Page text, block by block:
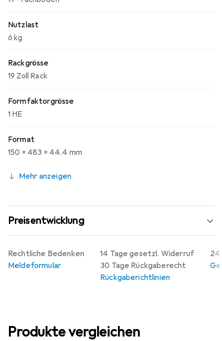
Nutzlast
6 kg
Rackgrösse
19 Zoll Rack
Formfaktorgrösse
1 HE
Format
150 x 483 x 44.4 mm
Mehr anzeigen
Preisentwicklung
14 Tage gesetzl. Widerruf
30 Tage Rückgaberecht
Rückgaberichtlinien
24
Rechtliche Bedenken
Meldeformular
Produkte vergleichen